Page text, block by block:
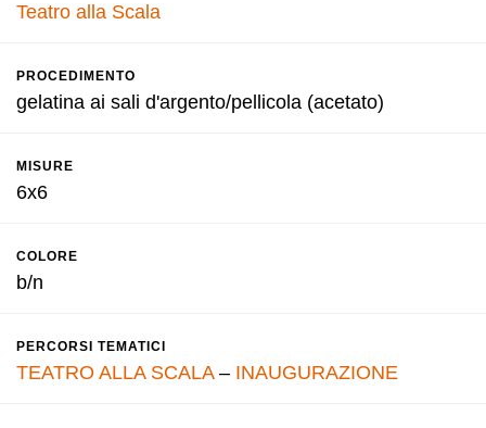
Teatro alla Scala
PROCEDIMENTO
gelatina ai sali d'argento/pellicola (acetato)
MISURE
6x6
COLORE
b/n
PERCORSI TEMATICI
TEATRO ALLA SCALA– INAUGURAZIONE